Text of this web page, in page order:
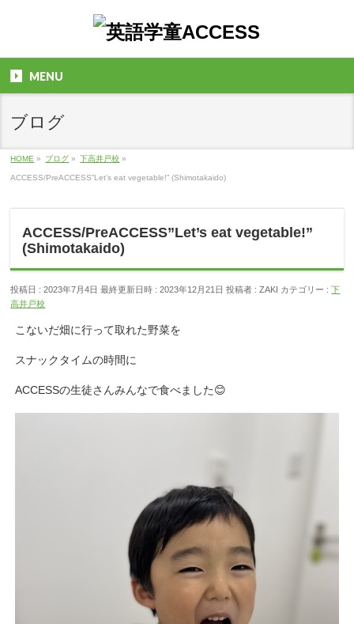
MENU
ブログ
HOME » ブログ » 下高井戸校 »
ACCESS/PreACCESS”Let’s eat vegetable!” (Shimotakaido)
ACCESS/PreACCESS”Let’s eat vegetable!”
(Shimotakaido)
投稿日 : 2023年7月4日 最終更新日時 : 2023年12月21日 投稿者 :ZAKI カテゴリー :下
高井戸校
こないだ畑に行って取れた野菜を
スナックタイムの時間に
ACCESSの生徒さんみんなで食べました😊